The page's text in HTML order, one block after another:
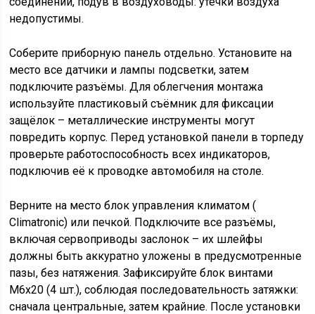
недопустимы.
Соберите приборную панель отдельно. Установите на
место все датчики и лампы подсветки, затем
подключите разъёмы. Для облегчения монтажа
используйте пластиковый съёмник для фиксации
защёлок – металлические инструменты могут
повредить корпус. Перед установкой панели в торпеду
проверьте работоспособность всех индикаторов,
подключив её к проводке автомобиля на столе.
Верните на место блок управления климатом (
Climatronic) или печкой. Подключите все разъёмы,
включая сервоприводы заслонок – их шлейфы
должны быть аккуратно уложены в предусмотренные
пазы, без натяжения. Зафиксируйте блок винтами
M6x20 (4 шт.), соблюдая последовательность затяжки:
сначала центральные, затем крайние. После установки